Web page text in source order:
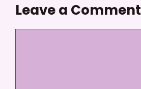
Leave a Comment